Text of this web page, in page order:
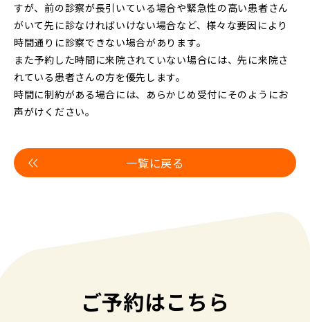
すが、前の診察が長引いている場合や緊急性の高い患者さん
がいて先に診なければいけない場合など、様々な要因により
時間通りに診察できない場合があります。
また予約した時間に来院されていない場合には、先に来院さ
れている患者さんの方を優先します。
時間に制約がある場合には、あらかじめ受付にそのようにお
声がけください。
一覧に戻る
ご予約はこちら